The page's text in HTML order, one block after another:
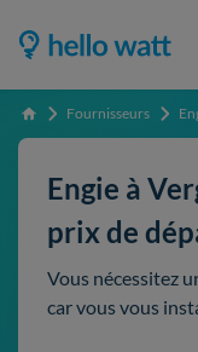
Accueil Fournisseurs
Engie à
prix de
Vous nécessitez
car vous vous